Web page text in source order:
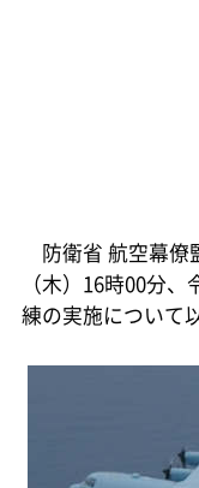
防衛省 航空幕僚
（木）16時00分
練の実施について